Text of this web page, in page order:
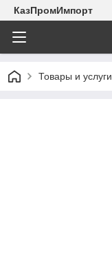
КазПромИмпорт
Товары и услуги